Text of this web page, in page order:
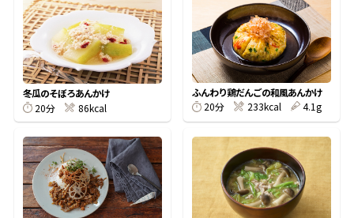
商品情報一覧
おすすめサイト
新鮮一番
冬瓜のそぼろあんかけ
20分
86kcal
ふんわり鶏だんごの和風あんかけ
20分
233kcal 4.1g